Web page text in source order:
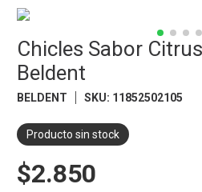
Chicles Sabor
Beldent
BELDENT SKU: 11852502105
Producto sin stock
$2.850
Cerveza
Galletitas
Yerba
Fideos
Juguetes
. Carne